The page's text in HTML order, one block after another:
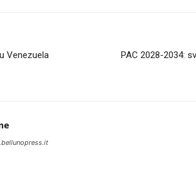
Venezuela
PAC 2028-2034: